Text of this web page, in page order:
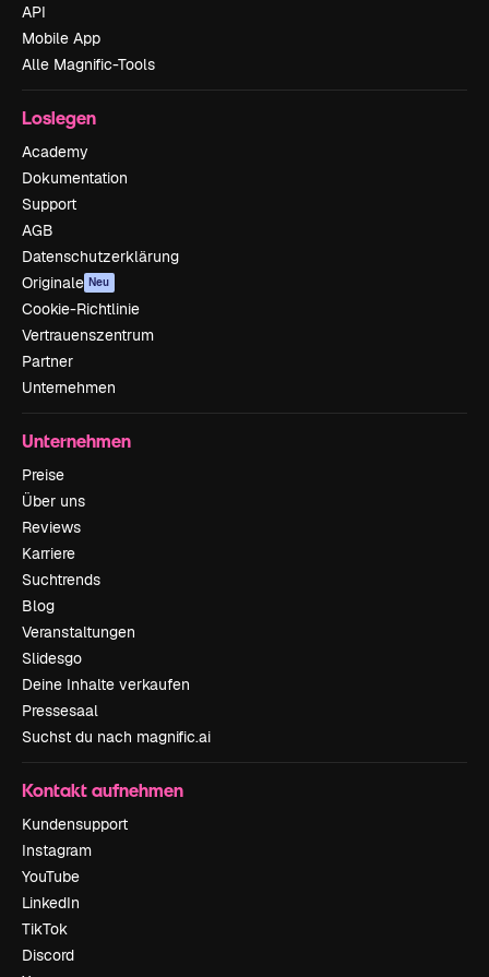
API
Mobile App
Alle Magnific-Tools
Loslegen
Academy
Dokumentation
Support
AGB
Datenschutzerklärung
Originale Neu
Cookie-Richtlinie
Vertrauenszentrum
Partner
Unternehmen
Unternehmen
Preise
Über uns
Reviews
Karriere
Suchtrends
Blog
Veranstaltungen
Slidesgo
Deine Inhalte verkaufen
Pressesaal
Suchst du nach magnific.ai
Kontakt aufnehmen
Kundensupport
Instagram
YouTube
LinkedIn
TikTok
Discord